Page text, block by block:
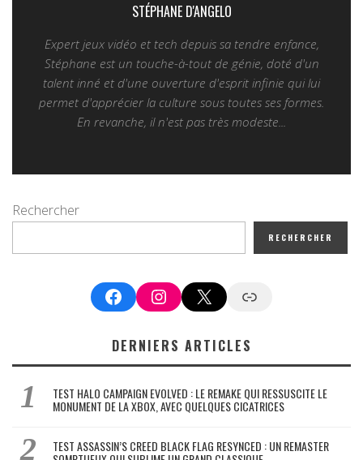
STÉPHANE D'ANGELO
Expert jeux vidéo et tech depuis sa tendre enfance,
Stéphane est un touche-à-tout de génie, doté d'un
talent inné et d'une ouverture d'esprit infinie qui lui
permet d'apprécier la culture sous toutes ses formes.
En revanche, il n'est pas très modeste...
Rechercher
RECHERCHER
FacebookInstagram
X Google News
DERNIERS ARTICLES
TEST HALO CAMPAIGN EVOLVED : LE REMAKE QUI RESSUSCITE LE
MONUMENT DE LA XBOX, AVEC QUELQUES CICATRICES
TEST ASSASSIN’S CREED BLACK FLAG RESYNCED : UN REMASTER